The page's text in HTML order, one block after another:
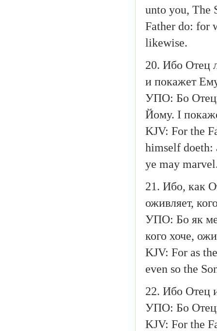
unto you, The
Father do: for
likewise.
20. Ибо Отец
и покажет
УПО: Бо
Йому. І
KJV: For the
himself doeth:
ye may
21. Ибо, как
оживляет,
УПО: Бо як
кого хоче,
KJV: For as
even so the
22. Ибо Отец
УПО: Бо Отець
KJV: For the